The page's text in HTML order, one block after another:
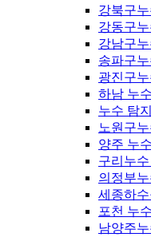
강북구
강동구
강남구
송파구
광진구
하남 누
누수 탐
노원구
양주 누
구리누
의정부
세종하
포천 누
남양주